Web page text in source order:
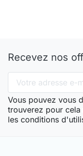
Recevez nos
Vous pouvez vous
trouverez pour
les conditions